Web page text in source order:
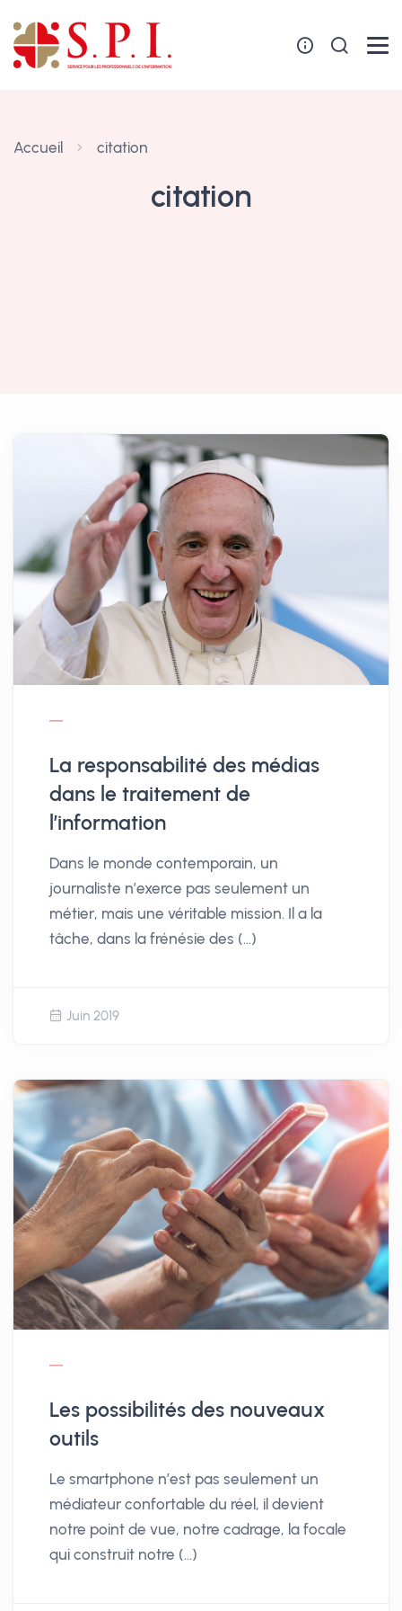
Accueil citation
citation
La responsabilité des médias
dans le traitement de
l’information
Dans le monde contemporain, un
journaliste n’exerce pas seulement un
métier, mais une véritable mission. Il a la
tâche, dans la frénésie des (…)
Juin 2019
Les possibilités des nouveaux
outils
Le smartphone n’est pas seulement un
médiateur confortable du réel, il devient
notre point de vue, notre cadrage, la focale
qui construit notre (…)